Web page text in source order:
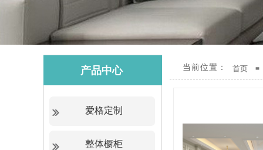
产品中心​
爱格定制
整体橱柜
首页 ≡
当前位置 ：